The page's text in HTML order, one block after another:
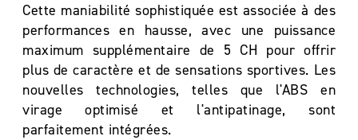
Cette maniabilité sophistiquée est associée à des
performances en hausse, avec une puissance
maximum supplémentaire de 5 CH pour offrir
plus de caractère et de sensations sportives. Les
nouvelles technologies, telles que l'ABS en
virage optimisé et l'antipatinage, sont
parfaitement intégrées.